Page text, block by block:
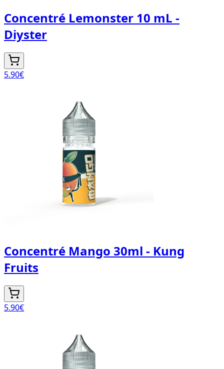
Concentré Lemonster 10 mL -
Diyster
5.90€
Concentré Mango 30ml - Kung
Fruits
5.90€